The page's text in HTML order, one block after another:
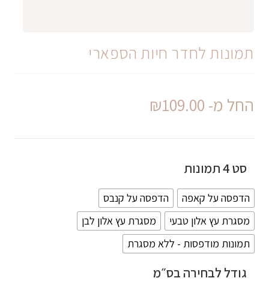
תמונות לחדר חיות הספארי
החל מ- ₪109.00
סט 4 תמונות
הדפסה על קאפה
הדפסה על קנבס
מסגרת עץ אלון טבעי
מסגרת עץ אלון לבן
תמונות מודפסות - ללא מסגרת
גודל לבחירה בס״מ